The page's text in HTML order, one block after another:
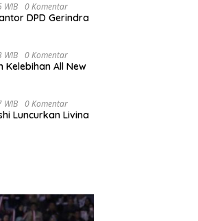
WIB 0 Komentar
DPD Gerindra
WIB 0 Komentar
Kelebihan All New
WIB 0 Komentar
Luncurkan Livina